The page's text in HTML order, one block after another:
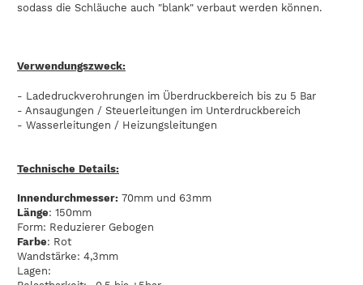
sodass die Schläuche auch "blank" verbaut werden können.
Verwendungszweck:
- Ladedruckverohrungen im Überdruckbereich bis zu 5 Bar
- Ansaugungen / Steuerleitungen im Unterdruckbereich
- Wasserleitungen / Heizungsleitungen
Technische Details:
Innendurchmesser: 70mm und 63mm
Länge: 150mm
Form: Reduzierer Gebogen
Farbe: Rot
Wandstärke: 4,3mm
Lagen: